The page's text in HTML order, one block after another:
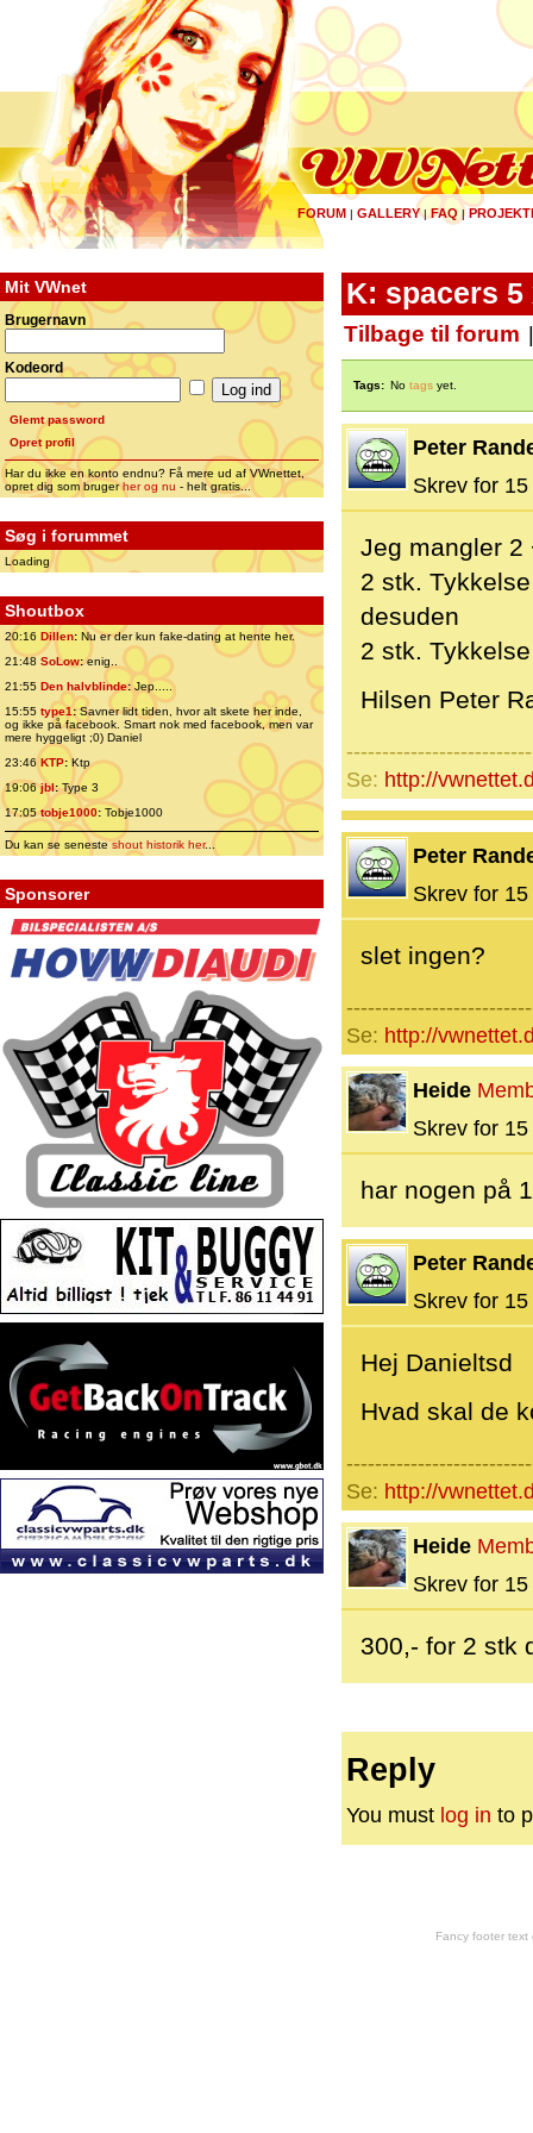
FORUM | GALLERY|FAQ |
Mit VWnet
Brugernavn
Kodeord
Glemt password
Opret profil
Har du ikke en konto endnu? Få mere ud af VWnettet,
opret dig som brugerher og nu - helt gratis...
Søg i forummet
Loading
Shoutbox
20:16 Dillen: Nu er der kun fake-dating at hente her.
21:48 SoLow:enig..
21:55 Den halvblinde:Jep.....
15:55 type1:Savner lidt tiden, hvor alt skete her inde,
og ikke på facebook. Smart nok med facebook, men var
mere hyggeligt ;0) Daniel
23:46 KTP:Ktp
19:06jbl:Type 3
17:05tobje1000: Tobje1000
Du kan se senesteshout historik her...
Sponsorer
K: spacers 5
Tilbage til forum
Tags: No tags yet.
Peter
Skrev for
Jeg mangler 2
2 stk.
desuden
2 stk.
Hilsen Peter
Se: http://
Peter
Skrev for
slet ingen?
Se: http://
Heide
Skrev for
har nogen på
Peter
Skrev for
Hej Danieltsd
Hvad skal de
Se: http://
Heide
Skrev for
300,- for 2 stk
Reply
You must log in to
Fancy footer